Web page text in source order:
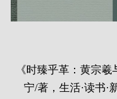
《时臻乎革：黄宗
宁/著，生活·读书·